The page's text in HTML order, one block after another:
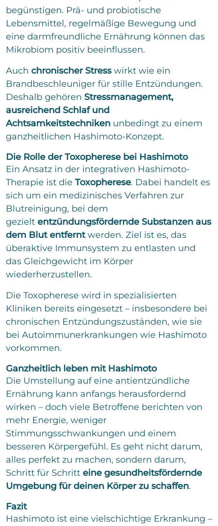
begünstigen. Prä- und probiotische
Lebensmittel, regelmäßige Bewegung und
eine darmfreundliche Ernährung können das
Mikrobiom positiv beeinflussen.
Auch chronischer Stresswirkt wie ein
Brandbeschleuniger für stille Entzündungen.
Deshalb gehören Stressmanagement,
ausreichend Schlaf und
Achtsamkeitstechniken unbedingt zu einem
ganzheitlichen Hashimoto-Konzept.
Die Rolle der Toxopherese bei Hashimoto
Ein Ansatz in der integrativen Hashimoto-
Therapie ist die Toxopherese. Dabei handelt es
sich um ein medizinisches Verfahren zur
Blutreinigung, bei dem
gezielt entzündungsfördernde Substanzen aus
dem Blut entferntwerden. Ziel ist es, das
überaktive Immunsystem zu entlasten und
das Gleichgewicht im Körper
wiederherzustellen.
Die Toxopherese wird in spezialisierten
Kliniken bereits eingesetzt – insbesondere bei
chronischen Entzündungszuständen, wie sie
bei Autoimmunerkrankungen wie Hashimoto
vorkommen.
Ganzheitlich leben mit Hashimoto
Die Umstellung auf eine antientzündliche
Ernährung kann anfangs herausfordernd
wirken – doch viele Betroffene berichten von
mehr Energie, weniger
Stimmungsschwankungen und einem
besseren Körpergefühl. Es geht nicht darum,
alles perfekt zu machen, sondern darum,
Schritt für Schritt eine gesundheitsfördernde
Umgebung für deinen Körper zu schaffen.
Fazit
Hashimoto ist eine vielschichtige Erkrankung –